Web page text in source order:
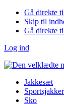
Gå direkte
Skip til
Gå direkte
Log ind
Jakkesæt
Sportsjakker
Sko